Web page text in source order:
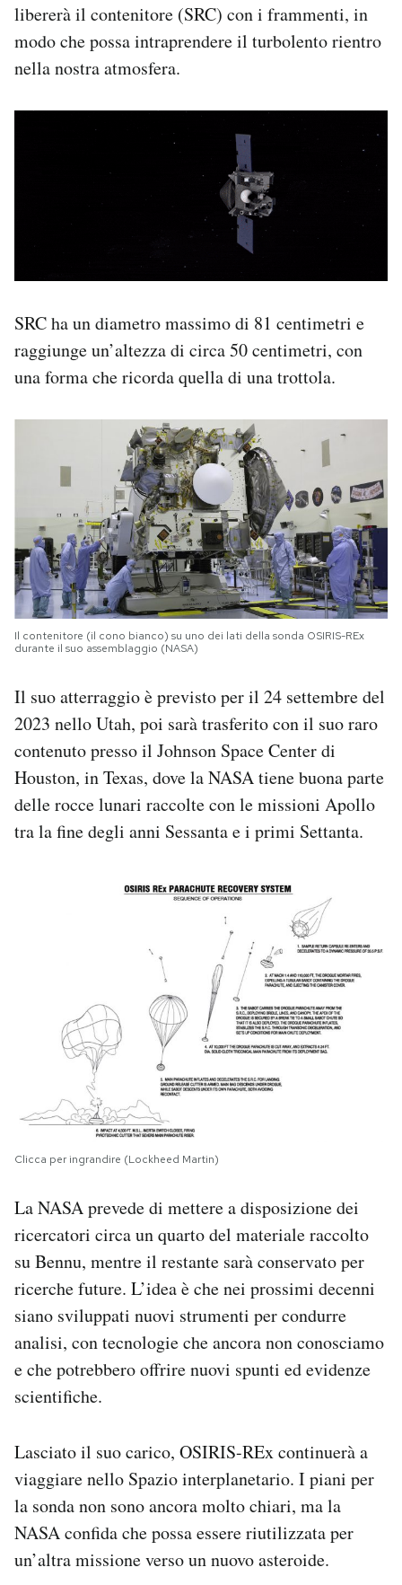
libererà il contenitore (SRC) con i frammenti, in
modo che possa intraprendere il turbolento rientro
nella nostra atmosfera.
SRC ha un diametro massimo di 81 centimetri e
raggiunge un’altezza di circa 50 centimetri, con
una forma che ricorda quella di una trottola.
Il contenitore (il cono bianco) su uno dei lati della sonda OSIRIS-REx
durante il suo assemblaggio (NASA)
Il suo atterraggio è previsto per il 24 settembre del
2023 nello Utah, poi sarà trasferito con il suo raro
contenuto presso il Johnson Space Center di
Houston, in Texas, dove la NASA tiene buona parte
delle rocce lunari raccolte con le missioni Apollo
tra la fine degli anni Sessanta e i primi Settanta.
Clicca per ingrandire (Lockheed Martin)
La NASA prevede di mettere a disposizione dei
ricercatori circa un quarto del materiale raccolto
su Bennu, mentre il restante sarà conservato per
ricerche future. L’idea è che nei prossimi decenni
siano sviluppati nuovi strumenti per condurre
analisi, con tecnologie che ancora non conosciamo
e che potrebbero offrire nuovi spunti ed evidenze
scientifiche.
Lasciato il suo carico, OSIRIS-REx continuerà a
viaggiare nello Spazio interplanetario. I piani per
la sonda non sono ancora molto chiari, ma la
NASA confida che possa essere riutilizzata per
un’altra missione verso un nuovo asteroide.